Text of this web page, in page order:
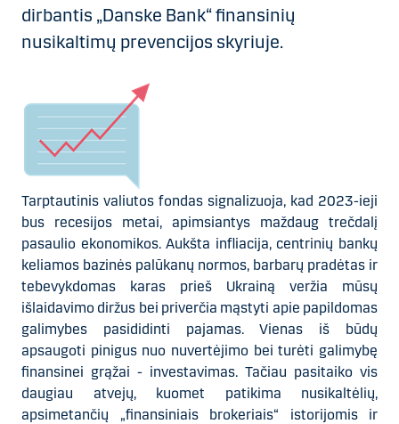
dirbantis „Danske Bank“ finansinių
nusikaltimų prevencijos skyriuje.
Tarptautinis valiutos fondas signalizuoja, kad 2023-ieji
bus recesijos metai, apimsiantys maždaug trečdalį
pasaulio ekonomikos. Aukšta infliacija, centrinių bankų
keliamos bazinės palūkanų normos, barbarų pradėtas ir
tebevykdomas karas prieš Ukrainą veržia mūsų
išlaidavimo diržus bei priverčia mąstyti apie papildomas
galimybes pasididinti pajamas. Vienas iš būdų
apsaugoti pinigus nuo nuvertėjimo bei turėti galimybę
finansinei grąžai - investavimas. Tačiau pasitaiko vis
daugiau atvejų, kuomet patikima nusikaltėlių,
apsimetančių „finansiniais brokeriais“ istorijomis ir